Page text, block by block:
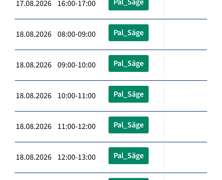
17.08.2026 16:00-17:00
18.08.2026 08:00-09:00 Pal_Säge
18.08.2026 09:00-10:00 Pal_Säge
18.08.2026 10:00-11:00 Pal_Säge
18.08.2026 11:00-12:00 Pal_Säge
18.08.2026 12:00-13:00 Pal_Säge